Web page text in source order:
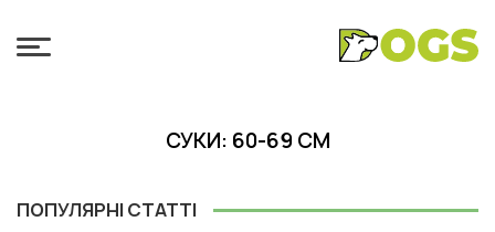
СУКИ: 60-69 СМ
ПОПУЛЯРНІ СТАТТІ